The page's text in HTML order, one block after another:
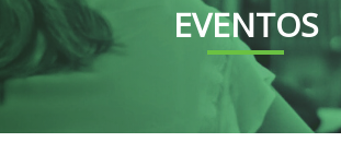
EVENTOS